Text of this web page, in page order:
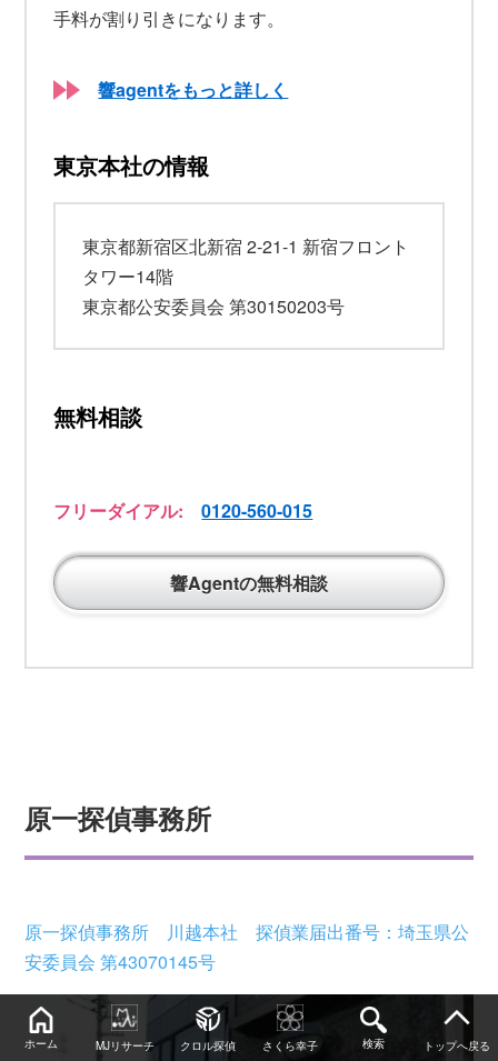
手料が割り引きになります。
響agentをもっと詳しく
東京本社の情報
東京都新宿区北新宿 2-21-1 新宿フロント
タワー14階
東京都公安委員会 第30150203号
無料相談
フリーダイアル:0120-560-015
響Agentの無料相談
原一探偵事務所
原一探偵事務所 川越本社 探偵業届出番号：埼玉県公
安委員会 第43070145号
ホーム MJリサーチ クロル探偵 さくら幸子 検索 トップへ戻る